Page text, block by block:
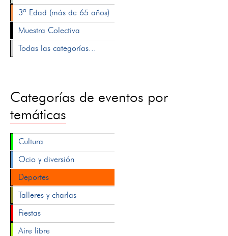
3ª Edad (más de 65 años)
Muestra Colectiva
Todas las categorías...
Categorías de eventos por
temáticas
Cultura
Ocio y diversión
Deportes
Talleres y charlas
Fiestas
Aire libre